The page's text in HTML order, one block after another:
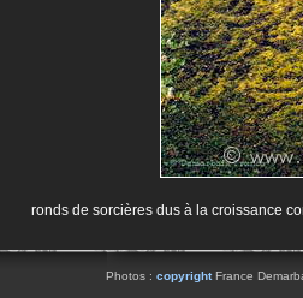
ronds de sorcières dus à la croissance
Photos : copyrightFrance